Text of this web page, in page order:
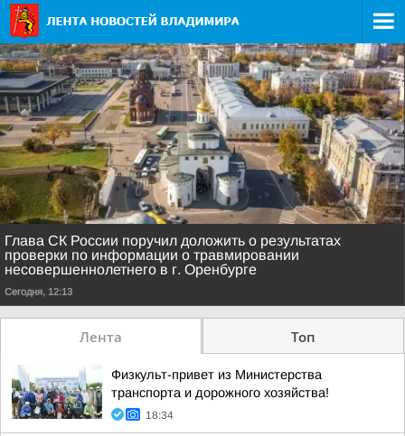
Глава СК России поручил доложить о результатах
проверки по информации о травмировании
несовершеннолетнего в г. Оренбурге
Сегодня, 12:13
Лента Топ
Физкульт-привет из Министерства
транспорта и дорожного хозяйства!
18:34